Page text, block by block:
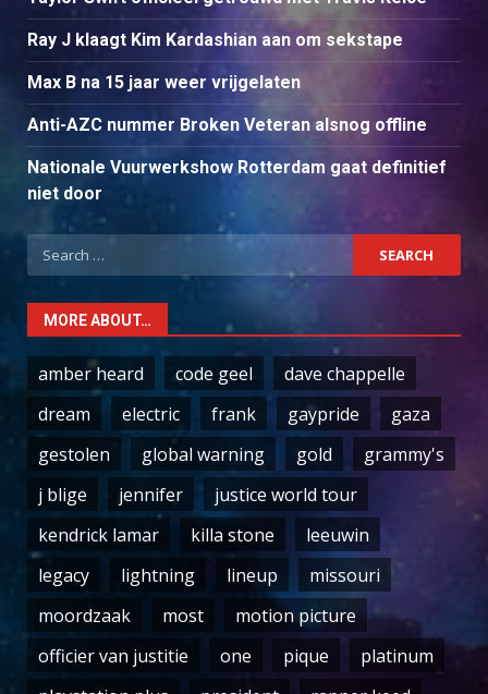
Ray J klaagt Kim Kardashian aan om sekstape
Max B na 15 jaar weer vrijgelaten
Anti-AZC nummer Broken Veteran alsnog offline
Nationale Vuurwerkshow Rotterdam gaat definitief
niet door
Search
for:
MORE ABOUT…
amber heard code geel
dave chappelle
dream
electric frank gaypride
gaza
gestolen
global warning gold
grammy's
j blige
jennifer
justice world tour
kendrick lamar
killa stone
leeuwin
legacy
lightning lineup
missouri
moordzaak
most
motion picture
officier van justitie
one pique
platinum